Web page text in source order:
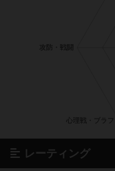
レーティング